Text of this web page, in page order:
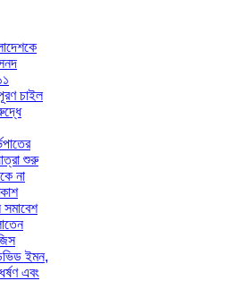
চাইল
শুরু
ইমন,
এবং